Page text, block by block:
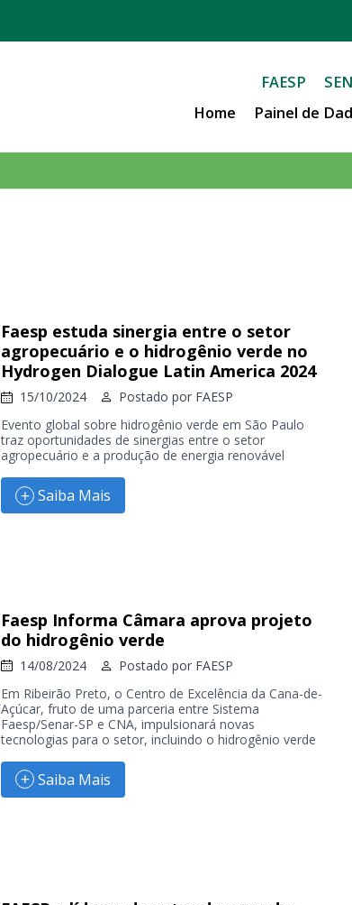
FAESP
Home
Painel de
Faesp estuda sinergia entre o setor
agropecuário e o hidrogênio verde no
Hydrogen Dialogue Latin America 2024
15/10/2024 Postado por FAESP
Evento global sobre hidrogênio verde em São Paulo
traz oportunidades de sinergias entre o setor
agropecuário e a produção de energia renovável
Saiba Mais
Faesp Informa Câmara aprova projeto
do hidrogênio verde
14/08/2024 Postado por FAESP
Em Ribeirão Preto, o Centro de Excelência da Cana-de-
Açúcar, fruto de uma parceria entre Sistema
Faesp/Senar-SP e CNA, impulsionará novas
tecnologias para o setor, incluindo o hidrogênio verde
Saiba Mais